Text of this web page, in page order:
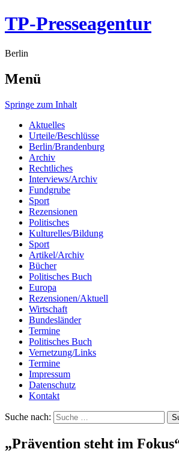
TP-Presseagentur
Berlin
Menü
Springe zum Inhalt
Aktuelles
Urteile/Beschlüsse
Berlin/Brandenburg
Archiv
Rechtliches
Interviews/Archiv
Fundgrube
Sport
Rezensionen
Politisches
Kulturelles/Bildung
Sport
Artikel/Archiv
Bücher
Politisches Buch
Europa
Rezensionen/Aktuell
Wirtschaft
Bundesländer
Termine
Politisches Buch
Vernetzung/Links
Termine
Impressum
Datenschutz
Kontakt
Suche nach:
„Prävention steht im